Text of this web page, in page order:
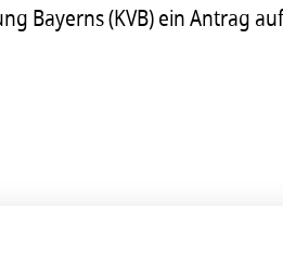
Bayerns (KVB) ein Antrag